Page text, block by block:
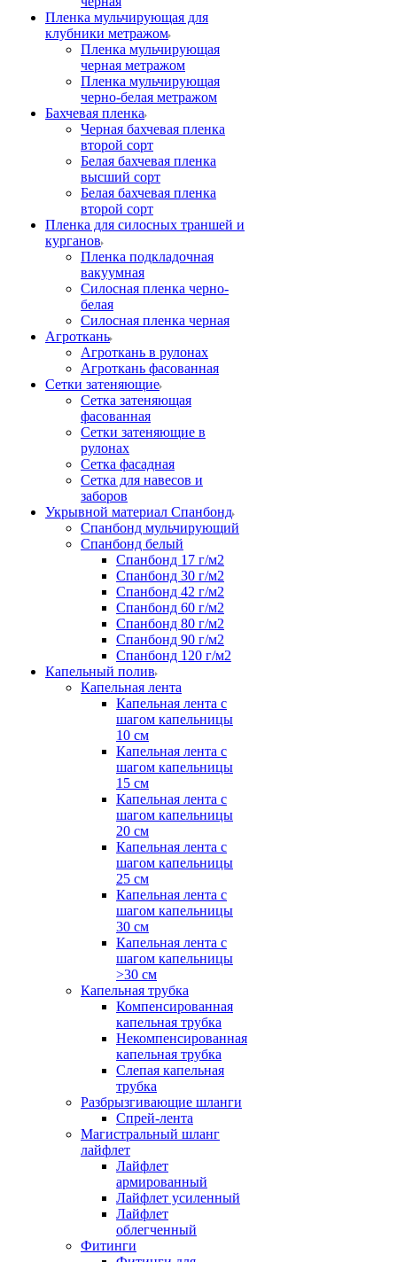
Пленка мульчирующая для
клубники метражом
Пленка мульчирующая
черная метражом
Пленка мульчирующая
черно-белая метражом
Бахчевая пленка
Черная бахчевая пленка
второй сорт
Белая бахчевая пленка
высший сорт
Белая бахчевая пленка
второй сорт
Пленка для силосных траншей и
курганов
Пленка подкладочная
вакуумная
Силосная пленка черно-
белая
Силосная пленка черная
Агроткань
Агроткань в рулонах
Агроткань фасованная
Сетки затеняющие
Сетка затеняющая
фасованная
Сетки затеняющие в
рулонах
Сетка фасадная
Сетка для навесов и
заборов
Укрывной материал Спанбонд
Спанбонд мульчирующий
Спанбонд белый
Спанбонд 17 г/м2
Спанбонд 30 г/м2
Спанбонд 42 г/м2
Спанбонд 60 г/м2
Спанбонд 80 г/м2
Спанбонд 90 г/м2
Спанбонд 120 г/м2
Капельный полив
Капельная лента
Капельная лента с
шагом капельницы
10 см
Капельная лента с
шагом капельницы
15 см
Капельная лента с
шагом капельницы
20 см
Капельная лента с
шагом капельницы
25 см
Капельная лента с
шагом капельницы
30 см
Капельная лента с
шагом капельницы
>30 см
Капельная трубка
Компенсированная
капельная трубка
Некомпенсированная
капельная трубка
Слепая капельная
трубка
Разбрызгивающие шланги
Спрей-лента
Магистральный шланг
лайфлет
Лайфлет
армированный
Лайфлет усиленный
Лайфлет
облегченный
Фитинги